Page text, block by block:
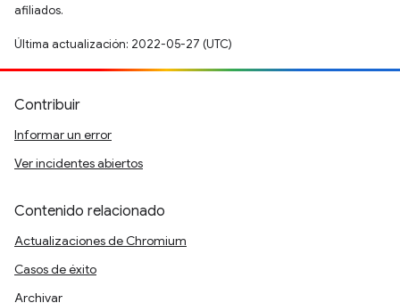
afiliados.
Última actualización: 2022-05-27 (UTC)
Contribuir
Informar un error
Ver incidentes abiertos
Contenido relacionado
Actualizaciones de Chromium
Casos de éxito
Archivar